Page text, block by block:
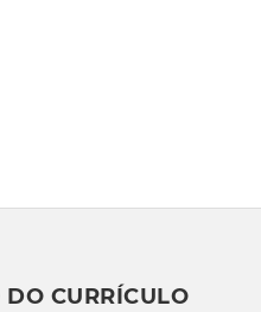
DO CURRÍCULO